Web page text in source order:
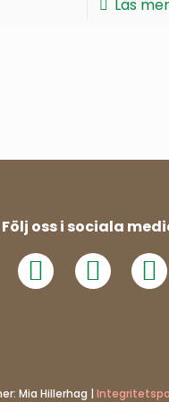
Läs
Följ oss i sociala
Mia Hillerhag |